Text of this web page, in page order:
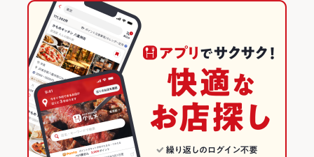
なし
その他設備 －
その他
飲み放題 なし
食べ放題 なし
石川 × カフェ
金沢(片町･香林坊･にし茶屋周辺)のグルメランキング
香林坊のグルメランキング